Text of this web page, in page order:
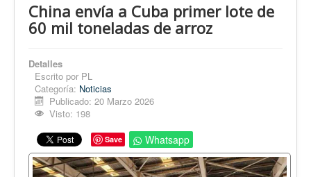
Nuevitas
Conozca Nuevitas
Fotorreportaje
Opinión
En audio
Medio Ambiente
China envía a Cuba primer lote de
60 mil toneladas de arroz
Detalles
Escrito por PL
Categoría: Noticias
Publicado: 20 Marzo 2026
Visto: 198
Save Whatsapp